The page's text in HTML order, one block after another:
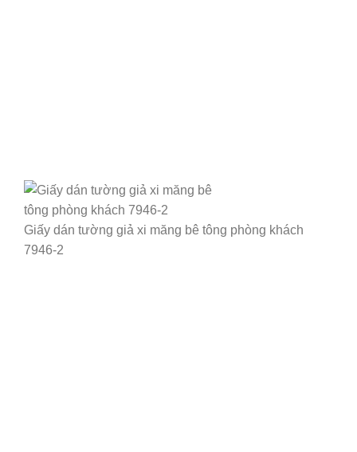
Giấy dán tường giả xi măng bê tông phòng khách
7946-2